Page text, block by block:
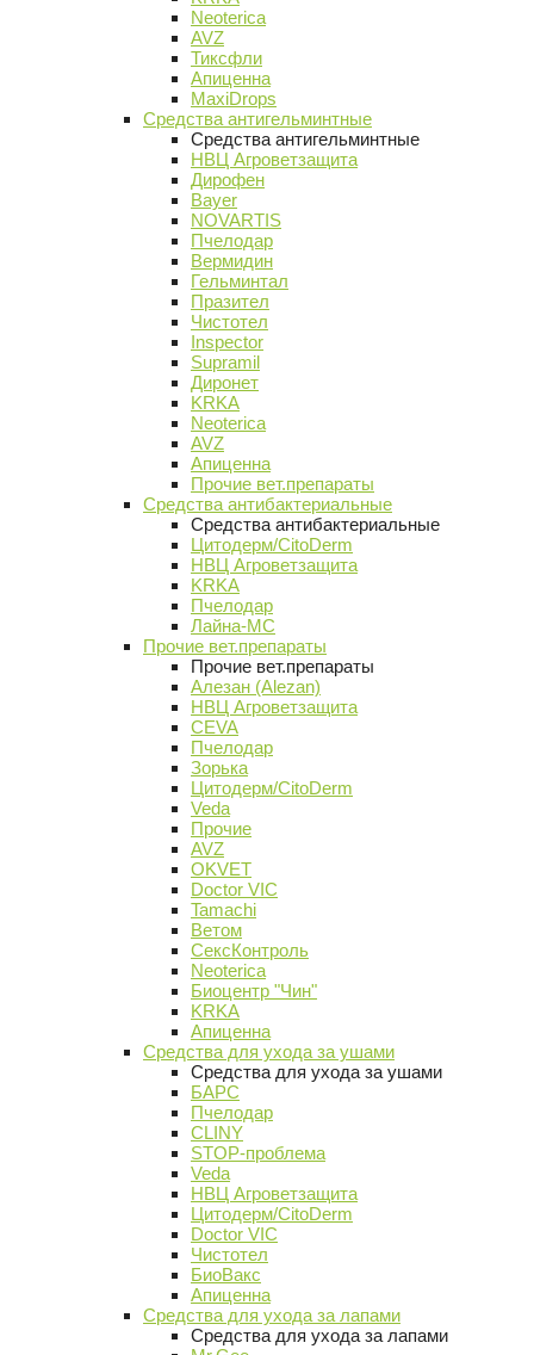
Neoterica
AVZ
Тиксфли
Апиценна
MaxiDrops
Средства антигельминтные
Средства антигельминтные
НВЦ Агроветзащита
Дирофен
Bayer
NOVARTIS
Пчелодар
Вермидин
Гельминтал
Празител
Чистотел
Inspector
Supramil
Диронет
KRKA
Neoterica
AVZ
Апиценна
Прочие вет.препараты
Средства антибактериальные
Средства антибактериальные
Цитодерм/CitoDerm
НВЦ Агроветзащита
KRKA
Пчелодар
Лайна-МС
Прочие вет.препараты
Прочие вет.препараты
Алезан (Alezan)
НВЦ Агроветзащита
CEVA
Пчелодар
Зорька
Цитодерм/CitoDerm
Veda
Прочие
AVZ
OKVET
Doctor VIC
Tamachi
Ветом
СексКонтроль
Neoterica
Биоцентр "Чин"
KRKA
Апиценна
Средства для ухода за ушами
Средства для ухода за ушами
БАРС
Пчелодар
CLINY
STOP-проблема
Veda
НВЦ Агроветзащита
Цитодерм/CitoDerm
Doctor VIC
Чистотел
БиоВакс
Апиценна
Средства для ухода за лапами
Средства для ухода за лапами